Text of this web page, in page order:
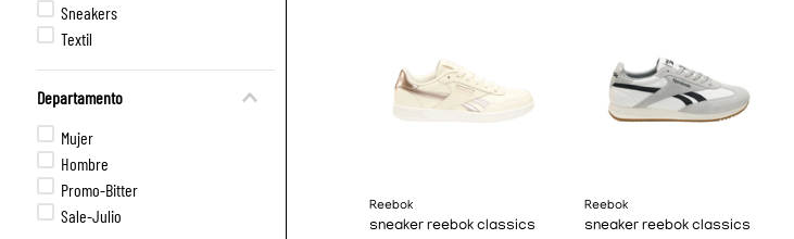
Sneakers
Textil
Departamento
Mujer
Hombre
Promo-Bitter
Sale-Julio
Reebok
sneaker reebok classics
Reebok
sneaker reebok classics